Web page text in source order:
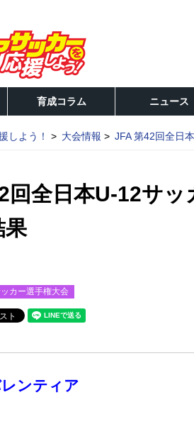
育成コラム ニュース
しよう！ 大会情報 JFA 第42回全日
回全日本U-12サ
果
カー選手権大会
ンティア